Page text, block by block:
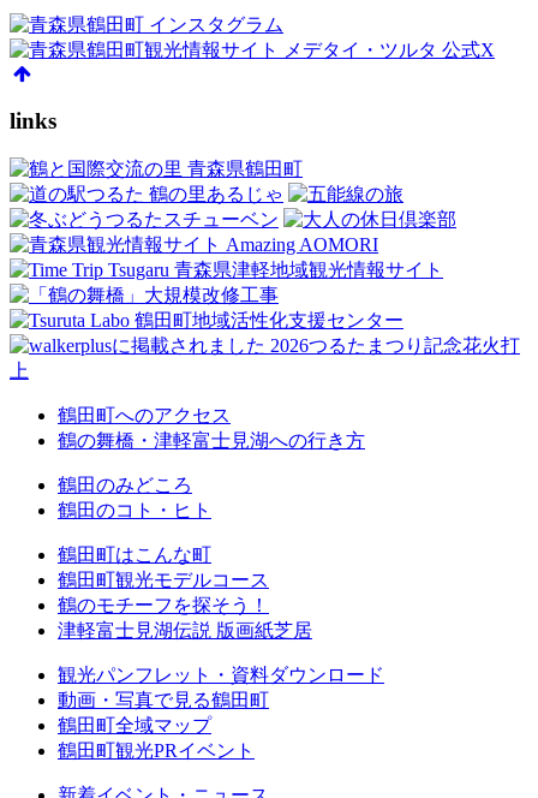
links
鶴田町へのアクセス
鶴の舞橋・津軽富士見湖への行き方
鶴田のみどころ
鶴田のコト・ヒト
鶴田町はこんな町
鶴田町観光モデルコース
鶴のモチーフを探そう！
津軽富士見湖伝説 版画紙芝居
観光パンフレット・資料ダウンロード
動画・写真で見る鶴田町
鶴田町全域マップ
鶴田町観光PRイベント